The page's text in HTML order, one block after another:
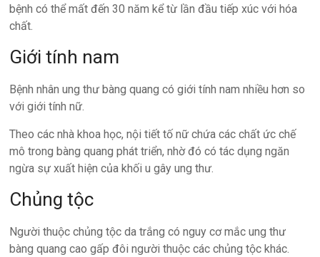
bệnh có thể mất đến 30 năm kể từ lần đầu tiếp xúc với hóa
chất.
Giới tính nam
Bệnh nhân ung thư bàng quang có giới tính nam nhiều hơn so
với giới tính nữ.
Theo các nhà khoa học, nội tiết tố nữ chứa các chất ức chế
mô trong bàng quang phát triển, nhờ đó có tác dụng ngăn
ngừa sự xuất hiện của khối u gây ung thư.
Chủng tộc
Người thuộc chủng tộc da trắng có nguy cơ mắc ung thư
bàng quang cao gấp đôi người thuộc các chủng tộc khác.